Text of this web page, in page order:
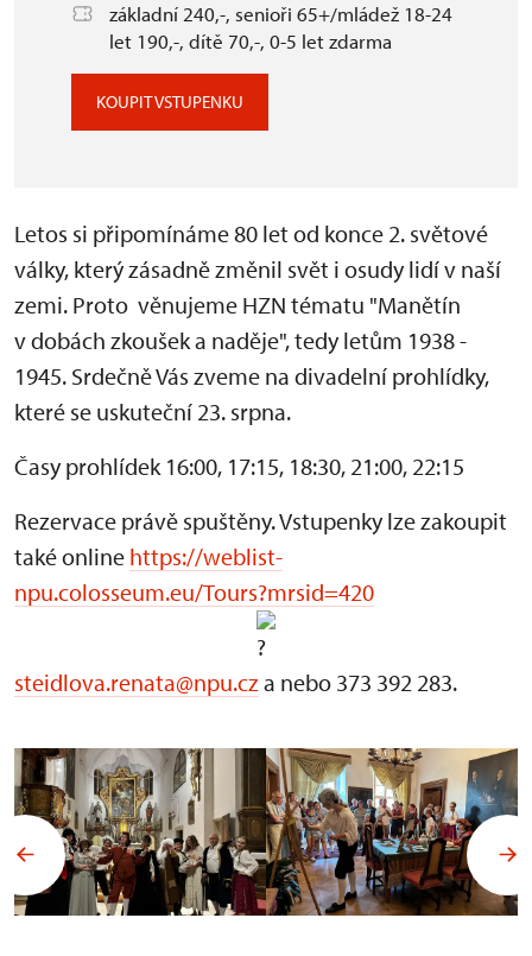
základní 240,-, senioři 65+/mládež 18-24
let 190,-, dítě 70,-, 0-5 let zdarma
KOUPIT VSTUPENKU
Letos si připomínáme 80 let od konce 2. světové
války, který zásadně změnil svět i osudy lidí v naší
zemi. Proto věnujeme HZN tématu "Manětín
v dobách zkoušek a naděje", tedy letům 1938 -
1945. Srdečně Vás zveme na divadelní prohlídky,
které se uskuteční 23. srpna.
Časy prohlídek 16:00, 17:15, 18:30, 21:00, 22:15
Rezervace právě spuštěny. Vstupenky lze zakoupit
také online https://weblist-
npu.colosseum.eu/Tours?mrsid=420
steidlova.renata@npu.cza nebo 373 392 283.